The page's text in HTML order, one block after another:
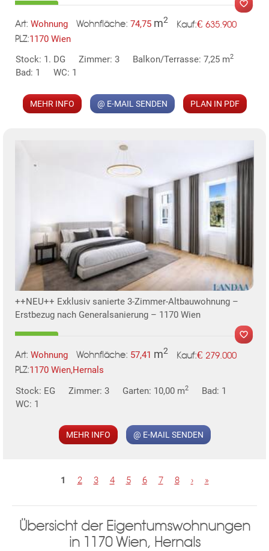
Art: Wohnung Wohnfläche: 74,75 m2 Kauf:€ 635.900
PLZ:1170 Wien
Stock: 1. DG
Zimmer: 3 Balkon/Terrasse: 7,25 m2
Bad: 1 WC: 1
MEHR INFO @ E-MAIL SENDEN PLAN IN PDF
++NEU++ Exklusiv sanierte 3-Zimmer-Altbauwohnung –
Erstbezug nach Generalsanierung – 1170 Wien
Art: Wohnung Wohnfläche: 57,41 m2 Kauf:€ 279.000
PLZ:1170 Wien,Hernals
Stock: EG
Zimmer: 3 Garten: 10,00 m2
Bad: 1
WC: 1
MEHR INFO @ E-MAIL SENDEN
1 2 3 4 5 6 7 8 › »
Übersicht der Eigentumswohnungen
in 1170 Wien, Hernals